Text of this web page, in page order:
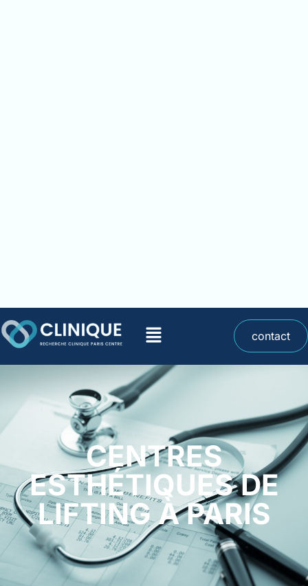
contact
CENTRES
ESTHÉTIQUES DE
LIFTING À PARIS